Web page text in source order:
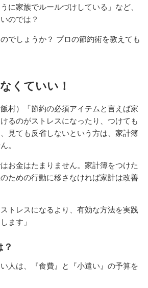
に家族でルールづけしている」など、
のでは？
でしょうか？ プロの節約術を教えても
くていい！
村）「節約の必須アイテムと言えば家
るのがストレスになったり、つけても
見ても反省しないという方は、家計簿
。
お金はたまりません。家計簿をつけた
ための行動に移さなければ家計は改善
トレスになるより、有効な方法を実践
ます」
人は、『食費』と『小遣い』の予算を